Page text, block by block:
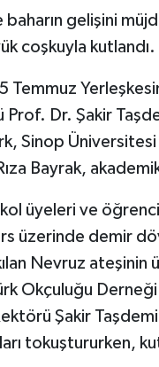
baharın gelişini
coşkuyla kutlandı.
Temmuz
Dr. Şakir
Sinop Üniversitesi
Bayrak,
üyeleri ve
üzerinde demir
Nevruz ateşinin
Okçuluğu
Şakir
tokuştururken,